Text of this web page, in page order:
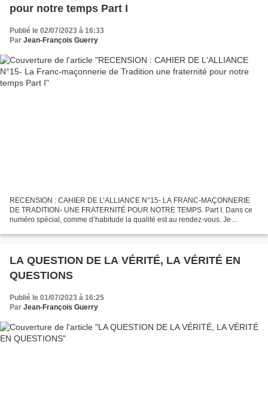
pour notre temps Part I
Publié le 02/07/2023 à 16:33
Par Jean-François Guerry
RECENSION : CAHIER DE L’ALLIANCE N°15- LA FRANC-MAÇONNERIE
DE TRADITION- UNE FRATERNITÉ POUR NOTRE TEMPS. Part I. Dans ce
numéro spécial, comme d’habitude la qualité est au rendez-vous. Je
LA QUESTION DE LA VÉRITÉ, LA VÉRITÉ EN
QUESTIONS
Publié le 01/07/2023 à 16:25
Par Jean-François Guerry